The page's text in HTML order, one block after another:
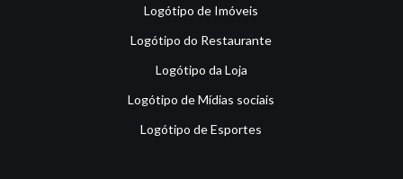
Logótipo de Imóveis
Logótipo do Restaurante
Logótipo da Loja
Logótipo de Mídias sociais
Logótipo de Esportes